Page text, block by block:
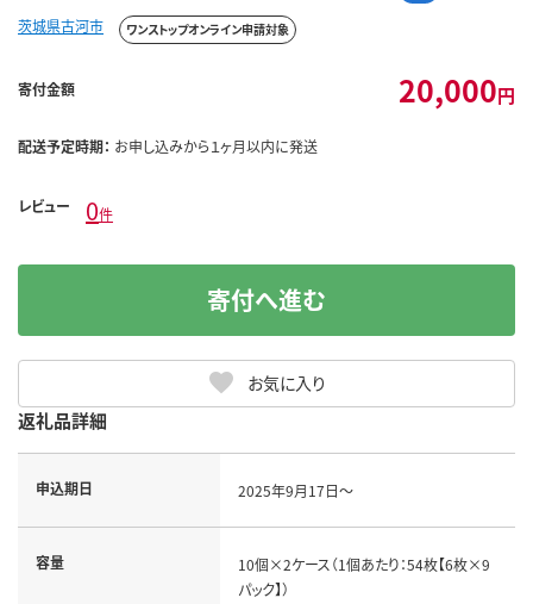
茨城県古河市 ワンストップオンライン申請対象
寄付金額 20,000円
配送予定時期： お申し込みから１ヶ月以内に発送
レビュー 0件
お気に入り
寄付へ進む
返礼品詳細
申込期日 2025年9月17日～
容量
10個×2ケース（1個あたり：54枚【6枚×9
パック】）